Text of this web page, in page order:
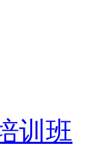
训班